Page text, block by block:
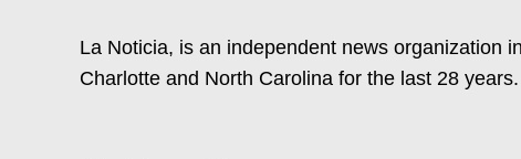
La Noticia, is an independent news organization
Charlotte and North Carolina for the last 28 years.